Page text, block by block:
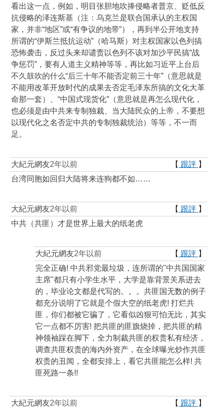
看出这一点，例如，明目张胆地吹捧侵略者普京、贬低反
抗侵略的泽连斯基（注：乌克兰是联合国承认的主权国
家，并非“地区”或“有争议的地带”），再到半公开地支持
所谓的“伊斯兰抵抗运动”（哈马斯）对主权国家以色列搞
恐怖袭击，反过头来却谴责以色列不该对加沙平民搞“战
争惩罚”，要有人道主义精神等等，再比如习近平上台后
不久鼓吹的什么“后三十年不能否定前三十年”（意思就是
不能用改革开放时代的成果去否定毛泽东所搞的文化大革
命那一套）、“中国式现货化”（意思就是再怎么现代化，
也必须是由中共来专制独裁、当大陆民众的上帝，不要想
以现代化之名否定中共的专制独裁统治）等等，不一而
足。
大紀元網友2年以前 【 跟評 】
台湾同胞如回归大陆将来连狗都不如……
大紀元網友2年以前 【 跟評 】
中共（共匪）才是世界上最大的纸老虎
大紀元網友2年以前 【 跟評 】
完全正确! 中共邪党最垃圾，连所谓的"中共国国家
主席"都只有小学生水平，大学是靠背景关系进去
的，毕业论文都是代写的。。。共匪国无数的例子
都充分说明了它就是个假大空的纸老虎! 打烂共
匪，你们都被它骗了，它看似凶狠可怕无比，其实
它一点都不厉害! 把共匪的匪旗烧掉，把共匪的精
神领袖踩在脚下，全力制裁共匪的权贵私有经济，
调查共匪权贵的海内外资产，在全球曝光炒作共匪
权贵的丑闻，全都安排上，看它共匪能怎么样! 共
匪死路一条!!
大紀元網友2年以前 【 跟評 】